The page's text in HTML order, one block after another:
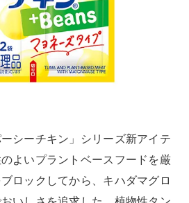
シーチキン」シリーズ新アイテ
よいプラントベースフードを厳
ロックしてから、キハダマグロ